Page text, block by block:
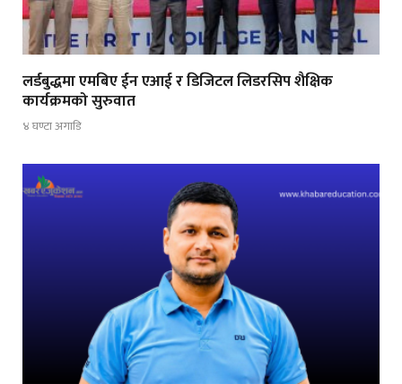
लर्डबुद्धमा एमबिए ईन एआई र डिजिटल लिडरसिप शैक्षिक
कार्यक्रमको सुरुवात
४ घण्टा अगाडि